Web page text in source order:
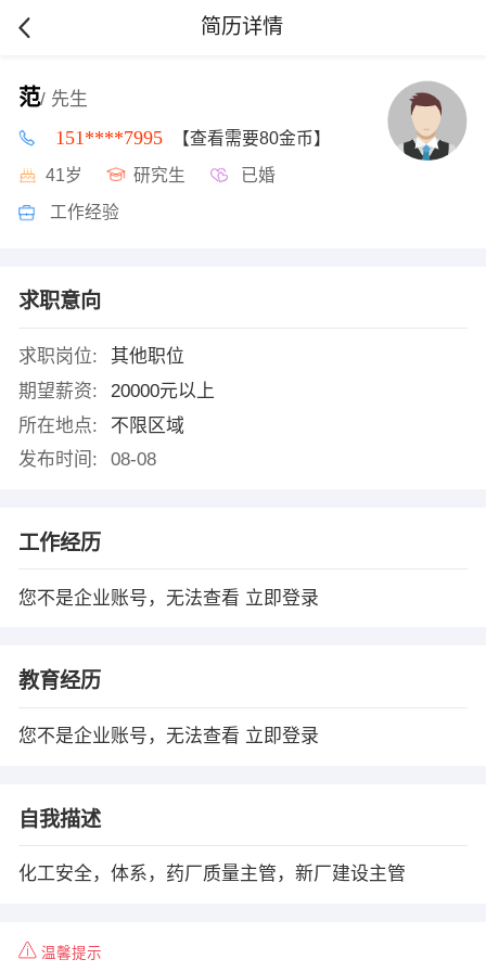
简历详情
范/ 先生
151****7995 【查看需要80金币】
41岁 研究生 已婚
工作经验
求职意向
求职岗位:
其他职位
期望薪资:
20000元以上
所在地点:
不限区域
发布时间:
08-08
工作经历
您不是企业账号，无法查看 立即登录
教育经历
您不是企业账号，无法查看 立即登录
自我描述
化工安全，体系，药厂质量主管，新厂建设主管
温馨提示